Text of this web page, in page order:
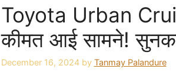
Toyota Urban
कीमत आई सामने!
December 16, 2024 by Tanmay Palandure